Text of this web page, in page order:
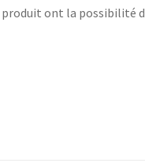
produit ont la possibilité